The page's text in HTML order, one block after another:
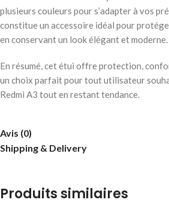
plusieurs couleurs pour s’adapter à vos
constitue un accessoire idéal pour
en conservant un look élégant et moderne.
En résumé, cet étui offre protection,
un choix parfait pour tout utilisateur
Redmi A3 tout en restant tendance.
Avis (0)
Shipping & Delivery
Produits similaires